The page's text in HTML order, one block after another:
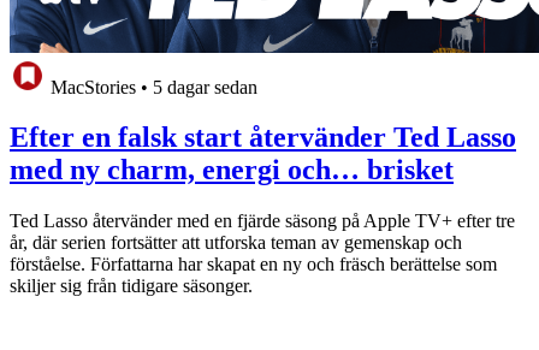
MacStories • 5 dagar sedan
Efter en falsk start återvänder Ted Lasso
med ny charm, energi och… brisket
Ted Lasso återvänder med en fjärde säsong på Apple TV+ efter tre
år, där serien fortsätter att utforska teman av gemenskap och
förståelse. Författarna har skapat en ny och fräsch berättelse som
skiljer sig från tidigare säsonger.